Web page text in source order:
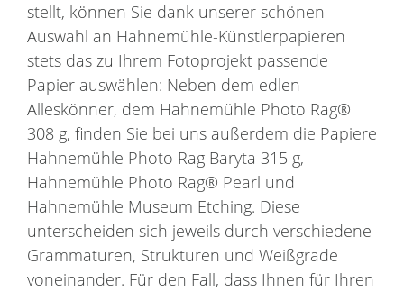
stellt, können Sie dank unserer schönen
Auswahl an Hahnemühle-Künstlerpapieren
stets das zu Ihrem Fotoprojekt passende
Papier auswählen: Neben dem edlen
Alleskönner, dem Hahnemühle Photo Rag®
308 g, finden Sie bei uns außerdem die Papiere
Hahnemühle Photo Rag Baryta 315 g,
Hahnemühle Photo Rag® Pearl und
Hahnemühle Museum Etching. Diese
unterscheiden sich jeweils durch verschiedene
Grammaturen, Strukturen und Weißgrade
voneinander. Für den Fall, dass Ihnen für Ihren